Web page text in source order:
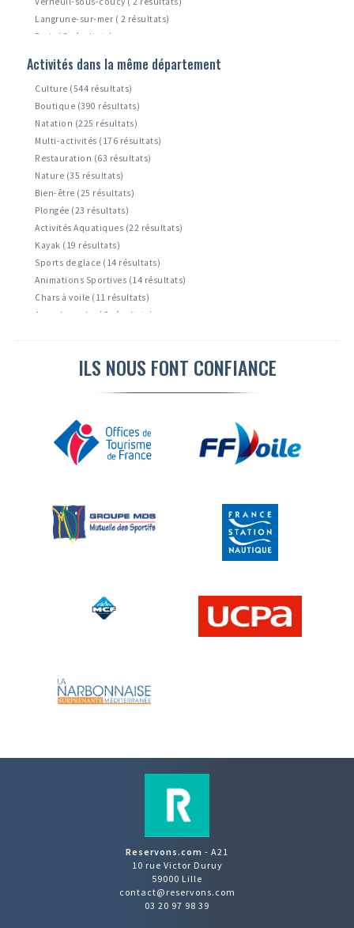
Langrune-sur-mer ( 2 résultats)
Paris ( 2 résultats)
Leffrinckoucke ( 1 résultats)
Activités dans la même département
Culture (544 résultats)
Boutique (390 résultats)
Natation (225 résultats)
Multi-activités (176 résultats)
Restauration (63 résultats)
Nature (35 résultats)
Bien-être (25 résultats)
Plongée (23 résultats)
Activités Aquatiques (22 résultats)
Kayak (19 résultats)
Sports de glace (14 résultats)
Animations Sportives (14 résultats)
Chars à voile (11 résultats)
Accrobranche ( 9 résultats)
ILS NOUS FONT CONFIANCE
Reservons.com - A21
10 rue Victor Duruy
59000 Lille
contact@reservons.com
03 20 97 98 39